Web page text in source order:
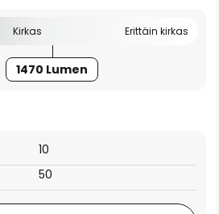
Kirkas Erittäin kirkas
1470 Lumen
10
50